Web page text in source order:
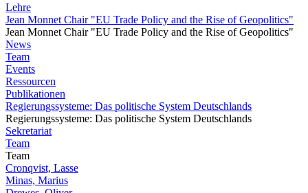
Lehre
Jean Monnet Chair "EU Trade Policy and the Rise of Geopolitics"
Jean Monnet Chair "EU Trade Policy and the Rise of Geopolitics"
News
Team
Events
Ressourcen
Publikationen
Regierungssysteme: Das politische System Deutschlands
Regierungssysteme: Das politische System Deutschlands
Sekretariat
Team
Team
Cronqvist, Lasse
Minas, Marius